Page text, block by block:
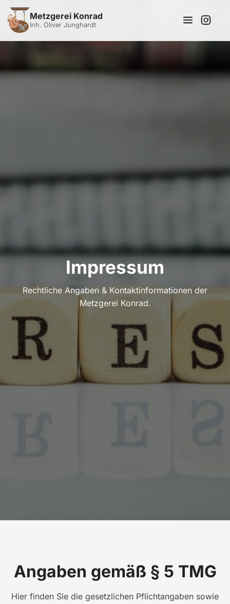
Metzgerei Konrad
Inh. Oliver Junghardt
Impressum
Rechtliche Angaben & Kontaktinformationen der
Metzgerei Konrad.
Angaben gemäß § 5 TMG
Hier finden Sie die gesetzlichen Pflichtangaben sowie